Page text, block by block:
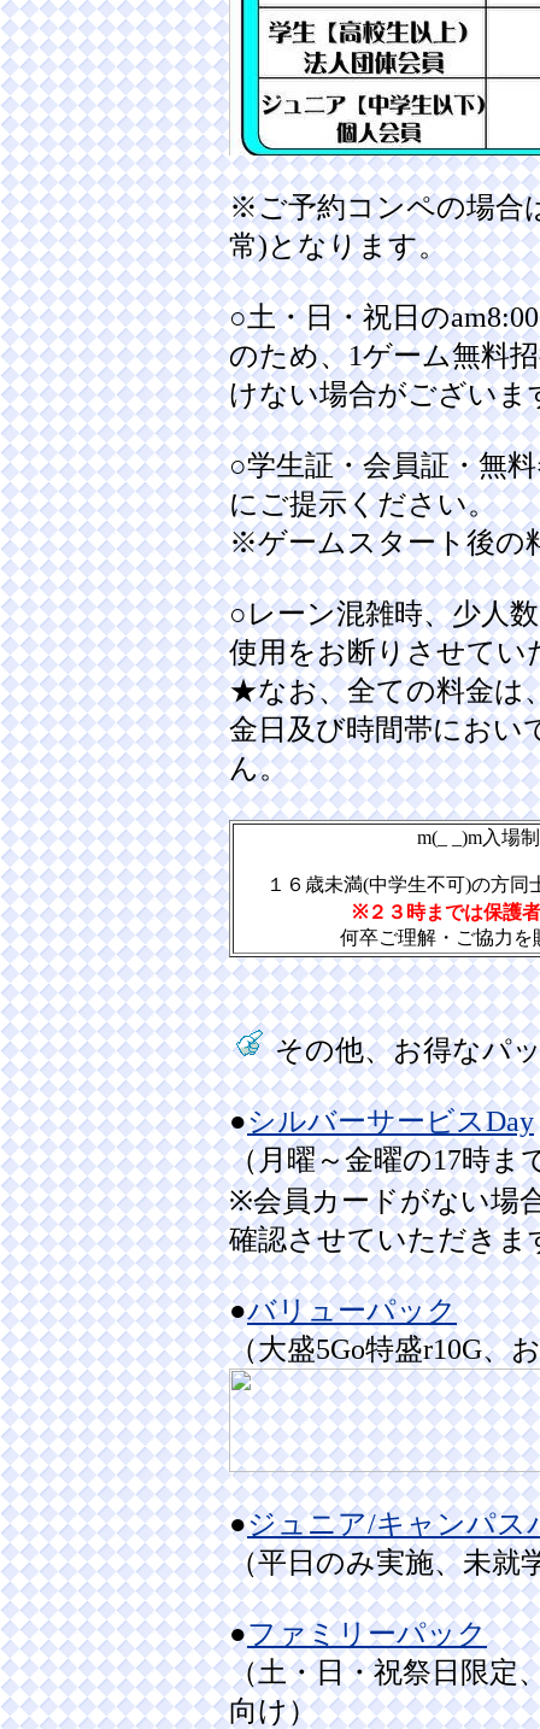
※ご予約コンペの場合
常)となります。
○土・日・祝日の
のため、1ゲーム無料
けない場合がございま
○学生証・会員証・無
にご提示ください。
※ゲームスタート後の
○レーン混雑時、少人
使用をお断りさせてい
★なお、全ての料金は
金日及び時間帯におい
ん。
m(_ _)m入場
１６歳未満(中学生不可)の方
※２３時までは保護
何卒ご理解・ご協力
その他、お得なパ
●シルバーサービスDay
（月曜～金曜の17時ま
※会員カードがない場
確認させていただきま
●バリューパック
（大盛5Go特盛r10G、
●ジュニア/キャンパス
（平日のみ実施、未就
●ファミリーパック
（土・日・祝祭日限定
向け）